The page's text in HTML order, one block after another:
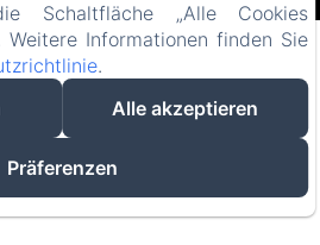
index: Loading chunk 1322
packs/1322-
Schaltfläche „Alle Cookies
Weitere Informationen finden Sie
.
Alle akzeptieren
Präferenzen